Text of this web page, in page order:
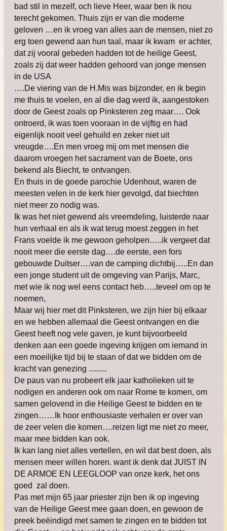
bad stil in mezelf, och lieve Heer, waar ben ik nou
terecht gekomen. Thuis zijn er van die moderne
geloven …en ik vroeg van alles aan de mensen, niet zo
erg toen gewend aan hun taal, maar ik kwam er achter,
dat zij vooral gebeden hadden tot de heilige Geest,
zoals zij dat weer hadden gehoord van jonge mensen
in de USA
….De viering van de H.Mis was bijzonder, en ik begin
me thuis te voelen, en al die dag werd ik, aangestoken
door de Geest zoals op Pinksteren zeg maar…. Ook
ontroerd, ik was toen vooraan in de vijftig en had
eigenlijk nooit veel gehuild en zeker niet uit
vreugde….En men vroeg mij om met mensen die
daarom vroegen het sacrament van de Boete, ons
bekend als Biecht, te ontvangen.
En thuis in de goede parochie Udenhout, waren de
meesten velen in de kerk hier gevolgd, dat biechten
niet meer zo nodig was.
Ik was het niet gewend als vreemdeling, luisterde naar
hun verhaal en als ik wat terug moest zeggen in het
Frans voelde ik me gewoon geholpen…..ik vergeet dat
nooit meer die eerste dag….de eerste, een fors
gebouwde Duitser….van de camping dichtbij…..En dan
een jonge student uit de omgeving van Parijs, Marc,
met wie ik nog wel eens contact heb…..teveel om op te
noemen,
Maar wij hier met dit Pinksteren, we zijn hier bij elkaar
en we hebben allemaal die Geest ontvangen en die
Geest heeft nog vele gaven, je kunt bijvoorbeeld
denken aan een goede ingeving krijgen om iemand in
een moeilijke tijd bij te staan of dat we bidden om de
kracht van genezing .........
De paus van nu probeert elk jaar katholieken uit te
nodigen en anderen ook om naar Rome te komen, om
samen gelovend in die Heilige Geest te bidden en te
zingen……Ik hoor enthousiaste verhalen er over van
de zeer velen die komen….reizen ligt me niet zo meer,
maar mee bidden kan ook.
Ik kan lang niet alles vertellen, en wil dat best doen, als
mensen meer willen horen. want ik denk dat JUIST IN
DE ARMOE EN LEEGLOOP van onze kerk, het ons
goed zal doen.
Pas met mijn 65 jaar priester zijn ben ik op ingeving
van de Heilige Geest mee gaan doen, en gewoon de
preek beëindigd met samen te zingen en te bidden tot